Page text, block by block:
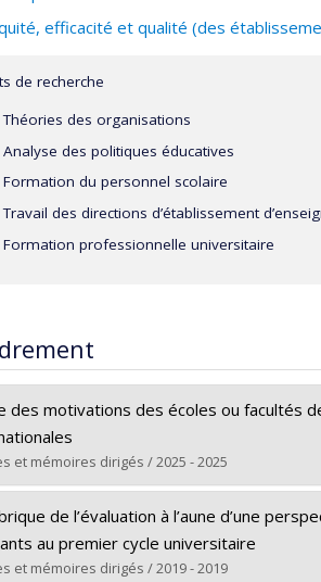
2002 à 2003 - Coordonnateur -
efficacité et qualité (des
de recherche
Théories des organisations
Analyse des politiques éducatives
Formation du personnel scolaire
Travail des directions d’établissement
Formation professionnelle universitaire
des motivations des écoles ou facultés
et mémoires dirigés / 2025 - 2025
:Duquette, Sara
:Maîtrise
obtenu :M.A.
de l’évaluation à l’aune d’une
au premier cycle universitaire
et mémoires dirigés / 2019 - 2019